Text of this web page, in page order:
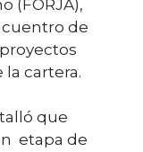
(FORJA),
de
cartera.
que
etapa de